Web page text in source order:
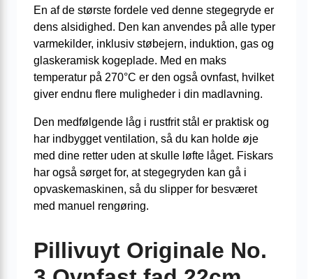
En af de største fordele ved denne stegegryde er
dens alsidighed. Den kan anvendes på alle typer
varmekilder, inklusiv støbejern, induktion, gas og
glaskeramisk kogeplade. Med en maks
temperatur på 270°C er den også ovnfast, hvilket
giver endnu flere muligheder i din madlavning.
Den medfølgende låg i rustfrit stål er praktisk og
har indbygget ventilation, så du kan holde øje
med dine retter uden at skulle løfte låget. Fiskars
har også sørget for, at stegegryden kan gå i
opvaskemaskinen, så du slipper for besværet
med manuel rengøring.
Pillivuyt Originale No.